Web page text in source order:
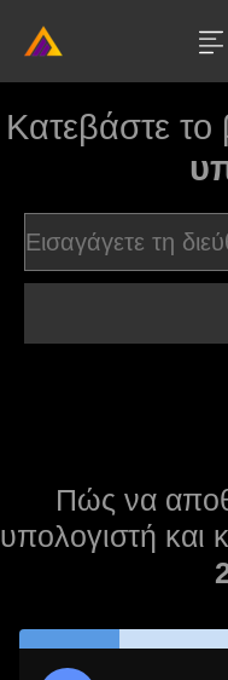
Κατεβάστε το
Πώς να
υπολογιστή και